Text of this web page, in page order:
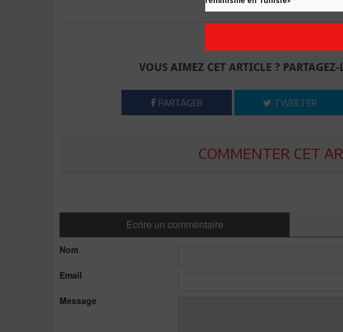
VOUS AIMEZ CET ARTICLE ?
PARTAGER TWEETER
COMMENTER CET
Ecrire un commentaire
Nom
Email
Message